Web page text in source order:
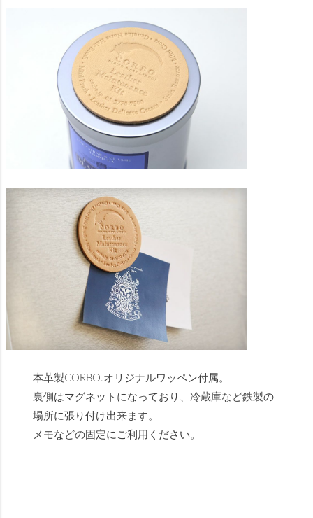
本革製CORBO.オリジナルワッペン付属。
裏側はマグネットになっており、冷蔵庫など鉄製の
場所に張り付け出来ます。
メモなどの固定にご利用ください。